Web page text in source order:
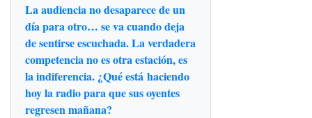
La audiencia no desaparece de un
día para otro… se va cuando deja
de sentirse escuchada. La verdadera
competencia no es otra estación, es
la indiferencia. ¿Qué está haciendo
hoy la radio para que sus oyentes
regresen mañana?